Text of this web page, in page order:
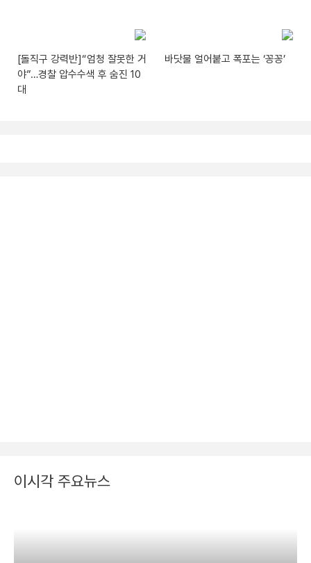
[돌직구 강력반]“엄청 잘못한 거
야”…경찰 압수수색 후 숨진 10
대
바닷물 얼어붙고 폭포는 ‘꽁꽁’
이시각 주요뉴스